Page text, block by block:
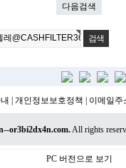
다음검색
| 개인정보보호정책 | 이메일주
or3bi2dx4n.com. All rights
PC 버전으로 보기